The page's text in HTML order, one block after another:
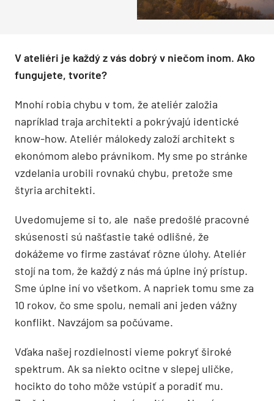
V ateliéri je každý z vás dobrý v niečom inom. Ako
fungujete, tvoríte?
Mnohí robia chybu v tom, že ateliér založia
napríklad traja architekti a pokrývajú identické
know-how. Ateliér málokedy založí architekt s
ekonómom alebo právnikom. My sme po stránke
vzdelania urobili rovnakú chybu, pretože sme
štyria architekti.
Uvedomujeme si to, ale naše predošlé pracovné
skúsenosti sú našťastie také odlišné, že
dokážeme vo firme zastávať rôzne úlohy. Ateliér
stojí na tom, že každý z nás má úplne iný prístup.
Sme úplne iní vo všetkom. A napriek tomu sme za
10 rokov, čo sme spolu, nemali ani jeden vážny
konflikt. Navzájom sa počúvame.
Vďaka našej rozdielnosti vieme pokryť široké
spektrum. Ak sa niekto ocitne v slepej uličke,
hocikto do toho môže vstúpiť a poradiť mu.